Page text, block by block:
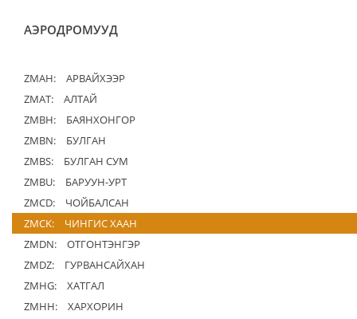
АЭРОДРОМУУД
ZMAH:
АРВАЙХЭЭР
ZMAT:
АЛТАЙ
ZMBH:
БАЯНХОНГОР
ZMBN:
БУЛГАН
ZMBS:
БУЛГАН СУМ
ZMBU:
БАРУУН-УРТ
ZMCD:
ЧОЙБАЛСАН
ZMCK:
ЧИНГИС ХААН
ZMDN:
ОТГОНТЭНГЭР
ZMDZ:
ГУРВАНСАЙХАН
ZMHG:
ХАТГАЛ
ZMHH:
ХАРХОРИН